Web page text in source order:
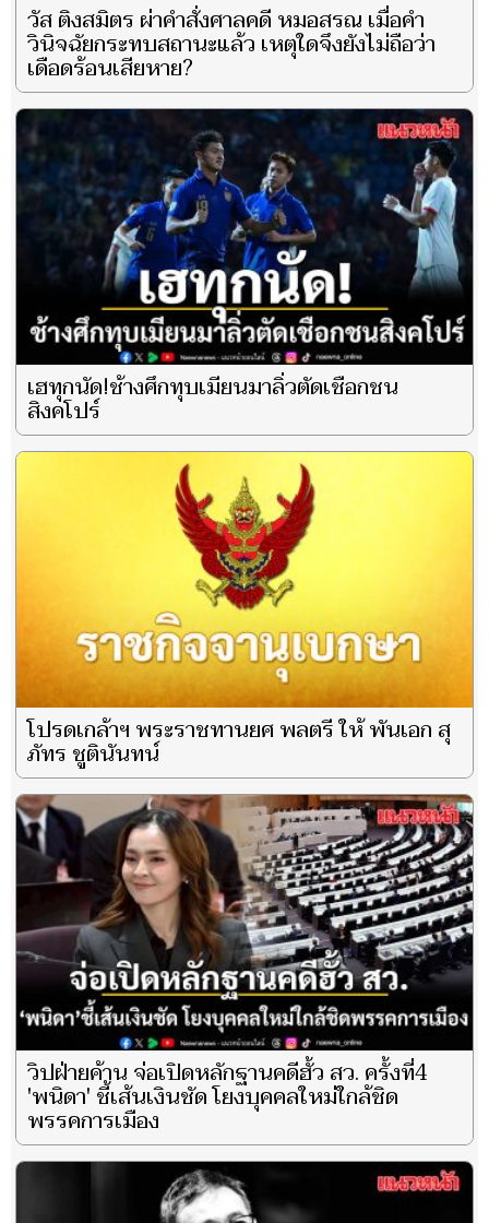
วัส ติงสมิตร ผ่าคำสั่งศาลคดี หมอสรณ เมื่อคำ
วินิจฉัยกระทบสถานะแล้ว เหตุใดจึงยังไม่ถือว่า
เดือดร้อนเสียหาย?
เฮทุกนัด!ช้างศึกทุบเมียนมาลิ่วตัดเชือกชน
สิงคโปร์
โปรดเกล้าฯ พระราชทานยศ พลตรี ให้ พันเอก สุ
ภัทร ชูตินันทน์
วิปฝ่ายค้าน จ่อเปิดหลักฐานคดีฮั้ว สว. ครั้งที่4
'พนิดา' ชี้เส้นเงินชัด โยงบุคคลใหม่ใกล้ชิด
พรรคการเมือง